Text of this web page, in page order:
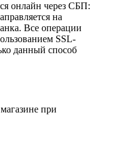
онлайн через СБП:
на
Все операции
SSL-
данный способ
при